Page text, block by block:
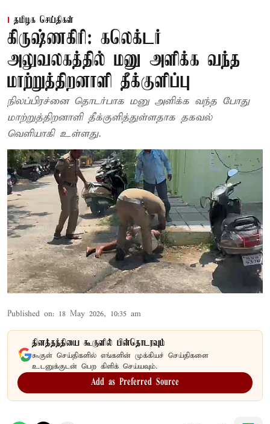
தமிழக செய்திகள்
கிருஷ்ணகிரி: கலெக்டர்
அலுவலகத்தில் மனு அளிக்க வந்த
மாற்றுத்திறனாளி தீக்குளிப்பு
நிலப்பிரச்னை தொடர்பாக மனு அளிக்க வந்த போது
மாற்றுத்திறனாளி தீக்குளித்துள்ளதாக தகவல்
வெளியாகி உள்ளது.
Published on: 18 May 2026, 10:35 am
தினத்தந்தியை கூகுளில் பின்தொடரவும்
கூகுள் செய்திகளில் எங்களின் முக்கியச் செய்திகளை
உடனுக்குடன் பெற கிளிக் செய்யவும்.
Add as Preferred Source